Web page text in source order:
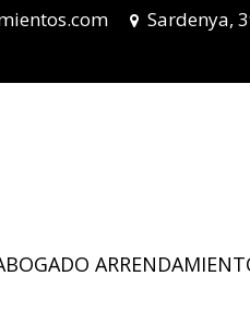
Sardenya,